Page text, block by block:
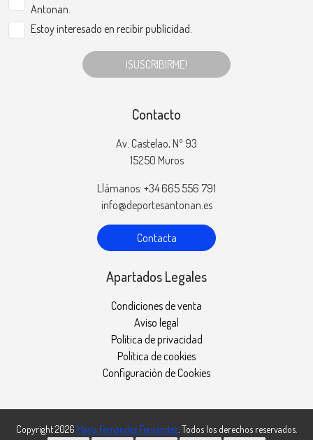
Antonan.
Estoy interesado en recibir publicidad.
¡SUSCRIBIRME!
Contacto
Av. Castelao, Nº 93
15250 Muros
Llámanos: +34 665 556 791
info@deportesantonan.es
Contacta
Apartados Legales
Condiciones de venta
Aviso legal
Política de privacidad
Política de cookies
Configuración de Cookies
Copyright 2026 María Fernández Fernández . Todos los derechos reservados.